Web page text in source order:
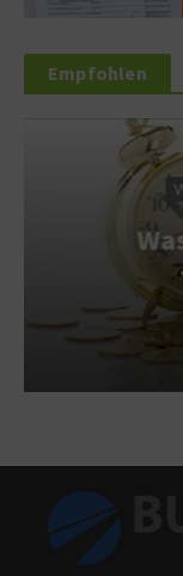
Empfohlen